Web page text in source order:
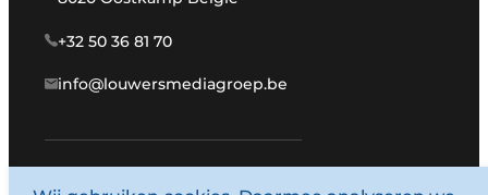
+32 50 36 81 70
info@louwersmediagroep.be